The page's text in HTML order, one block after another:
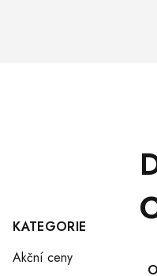
KATEGORIE
Akční ceny